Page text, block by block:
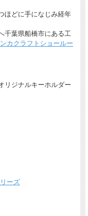
赤・青・緑・黒）
)はこちら
ほどに手になじみ経年
千葉県船橋市にある工
カクラフトショールー
リジナルキーホルダー
ーズ